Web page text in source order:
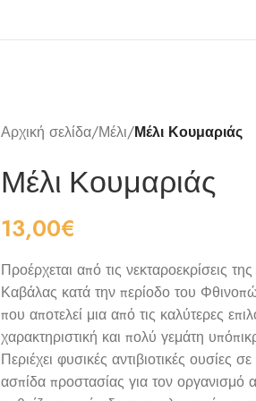
Αρχική σελίδα/Μέλι/Μέλι Κουμαριάς
Μέλι Κουμαριάς
13,00€
Προέρχεται από τις νεκταροεκρίσεις
Καβάλας κατά την περίοδο του
που αποτελεί μια από τις καλύτερες
χαρακτηριστική και πολύ γεμάτη
Περιέχει φυσικές αντιβιοτικές ουσίες
ασπίδα προστασίας για τον οργανισμό